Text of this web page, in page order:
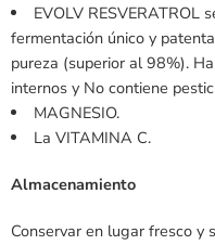
EVOLV RESVERATROL
fermentación único y
pureza (superior al 98%).
internos y No contiene
MAGNESIO.
La VITAMINA C.
Almacenamiento
Conservar en lugar fresco y